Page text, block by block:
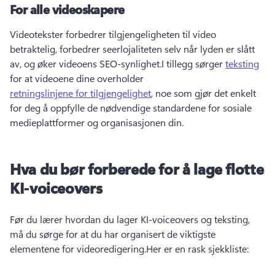
For alle videoskapere
Videotekster forbedrer tilgjengeligheten til video
betraktelig, forbedrer seerlojaliteten selv når lyden er slått
av, og øker videoens SEO-synlighet.I tillegg sørger teksting
for at videoene dine overholder
retningslinjene for tilgjengelighet, noe som gjør det enkelt
for deg å oppfylle de nødvendige standardene for sosiale
medieplattformer og organisasjonen din.
Hva du bør forberede for å lage flotte
KI-voiceovers
Før du lærer hvordan du lager KI-voiceovers og teksting,
må du sørge for at du har organisert de viktigste
elementene for videoredigering.Her er en rask sjekkliste: